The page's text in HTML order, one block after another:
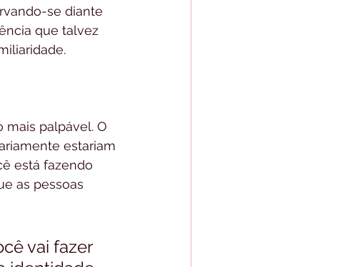
se diante
que talvez
mais palpável. O
estariam
está fazendo
as pessoas
vai fazer